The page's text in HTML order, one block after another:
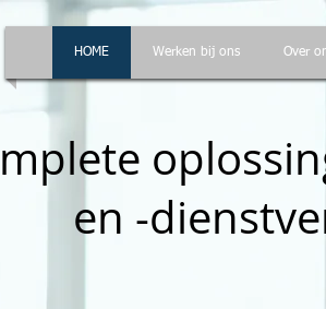
HOME Werken bij ons Over
en -